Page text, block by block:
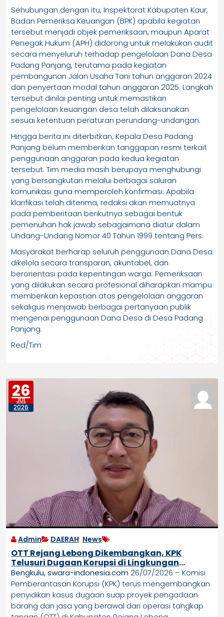
Sehubungan dengan itu, Inspektorat Kabupaten Kaur,
Badan Pemeriksa Keuangan (BPK) apabila kegiatan
tersebut menjadi objek pemeriksaan, maupun Aparat
Penegak Hukum (APH) didorong untuk melakukan audit
secara menyeluruh terhadap pengelolaan Dana Desa
Padang Panjang, terutama pada kegiatan
pembangunan Jalan Usaha Tani tahun anggaran 2024
dan penyertaan modal tahun anggaran 2025. Langkah
tersebut dinilai penting untuk memastikan
pengelolaan keuangan desa telah dilaksanakan
sesuai ketentuan peraturan perundang-undangan.
Hingga berita ini diterbitkan, Kepala Desa Padang
Panjang belum memberikan tanggapan resmi terkait
penggunaan anggaran pada kedua kegiatan
tersebut. Tim media masih berupaya menghubungi
yang bersangkutan melalui berbagai saluran
komunikasi guna memperoleh konfirmasi. Apabila
klarifikasi telah diterima, redaksi akan memuatnya
pada pemberitaan berikutnya sebagai bentuk
pemenuhan hak jawab sebagaimana diatur dalam
Undang-Undang Nomor 40 Tahun 1999 tentang Pers.
Masyarakat berharap seluruh penggunaan Dana Desa
dikelola secara transparan, akuntabel, dan
berorientasi pada kepentingan warga. Pemeriksaan
yang dilakukan secara profesional diharapkan mampu
memberikan kepastian atas pengelolaan anggaran
sekaligus menjawab berbagai pertanyaan publik
mengenai penggunaan Dana Desa di Desa Padang
Panjang.
Red/Tim
26
JUL
2026
Admin DAERAH News
OTT Rejang Lebong Dikembangkan, KPK
Telusuri Dugaan Korupsi di Lingkungan
Pemkot Bengkulu
Bengkulu, swara-indonesia.com26/07/2026 – Komisi
Pemberantasan Korupsi (KPK) terus mengembangkan
penyidikan kasus dugaan suap proyek pengadaan
barang dan jasa yang berawal dari operasi tangkap